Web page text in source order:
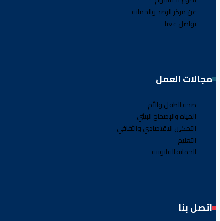
عن مركز الرصد والحماية
تواصل معنا
مجالات العمل
صحة الطفل والأم
المياه والإصحاح البيئي
التمكين الاقتصادي والثقافي
التعليم
الحماية القانونية
اتصل بنا